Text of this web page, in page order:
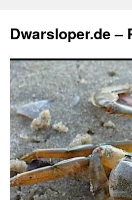
springen
Dwarsloper.de